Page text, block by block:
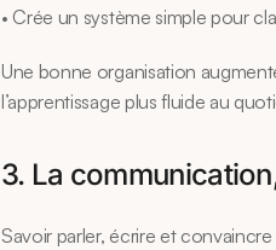
• Crée un système simple pour
Une bonne organisation
l’apprentissage plus fluide au
3. La
Savoir parler, écrire et